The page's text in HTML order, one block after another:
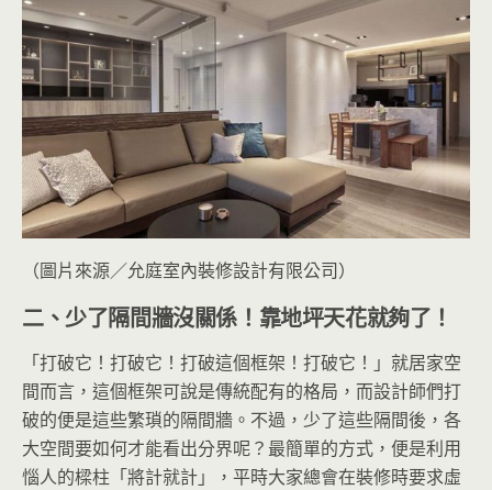
（圖片來源／允庭室內裝修設計有限公司）
二、少了隔間牆沒關係！靠地坪天花就夠了！
「打破它！打破它！打破這個框架！打破它！」就居家空
間而言，這個框架可說是傳統配有的格局，而設計師們打
破的便是這些繁瑣的隔間牆。不過，少了這些隔間後，各
大空間要如何才能看出分界呢？最簡單的方式，便是利用
惱人的樑柱「將計就計」，平時大家總會在裝修時要求虛